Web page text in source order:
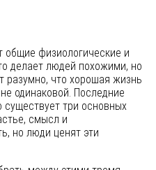
физиологические и
делает людей похожими, но
разумно, что хорошая жизнь
одинаковой. Последние
три основных
смысл и
но люди ценят эти